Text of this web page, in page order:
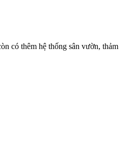
có thêm hệ thống sân vườn, thảm